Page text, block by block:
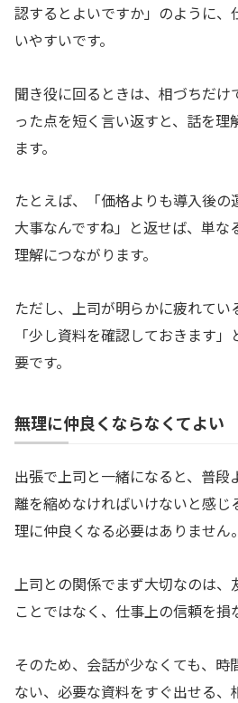
認するとよいですか」のように
いやすいです。
聞き役に回るときは、相づちだけ
った点を短く言い返すと、話を理
ます。
たとえば、「価格よりも導入後
大事なんですね」と返せば、単
理解につながります。
ただし、上司が明らかに疲れてい
「少し資料を確認しておきます
要です。
無理に仲良くならなくてよい
出張で上司と一緒になると、普段
離を縮めなければいけないと感
理に仲良くなる必要はありません。
上司との関係でまず大切なのは
ことではなく、仕事上の信頼を損
そのため、会話が少なくても、時
ない、必要な資料をすぐ出せる